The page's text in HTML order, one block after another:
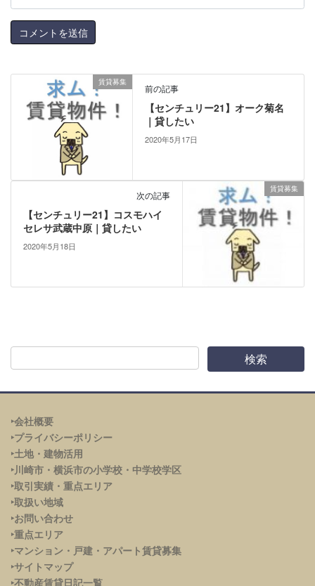
賃貸募集
前の記事
【センチュリー21】オーク菊名
｜貸したい
2020年5月17日
賃貸募集
次の記事
【センチュリー21】コスモハイ
セレサ武蔵中原｜貸したい
2020年5月18日
‣会社概要
‣プライバシーポリシー
‣土地・建物活用
‣川崎市・横浜市の小学校・中学校学区
‣取引実績・重点エリア
‣取扱い地域
‣お問い合わせ
‣重点エリア
‣マンション・戸建・アパート賃貸募集
‣サイトマップ
‣不動産賃貸日記一覧